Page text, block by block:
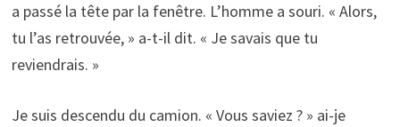
a passé la tête par la fenêtre. L’homme a souri. « Alors,
tu l’as retrouvée, » a-t-il dit. « Je savais que tu
reviendrais. »
Je suis descendu du camion. « Vous saviez ? » ai-je